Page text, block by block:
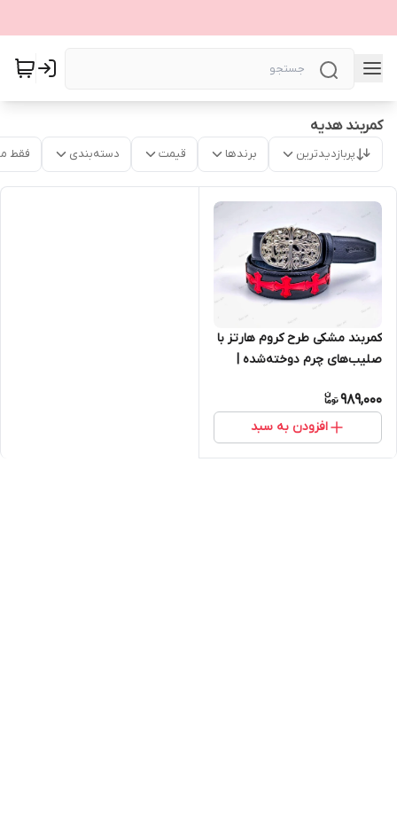
کمربند هدیه
پربازدیدترین برندها قیمت دسته‌بندی فقط
کمربند مشکی طرح کروم هارتز با
صلیب‌های چرم دوخته‌شده |
989,000
افزودن به سبد